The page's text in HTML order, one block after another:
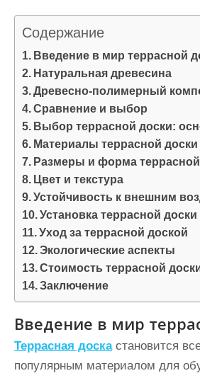
Содержание
Введение в мир террасной
Натуральная древесина
Древесно-полимерный
Сравнение и выбор
Выбор террасной доски:
Материалы террасной доски
Размеры и форма
Цвет и текстура
Устойчивость к внешним
Установка террасной доски
Уход за террасной доской
Экологические аспекты
Стоимость террасной
Заключение
Введение в мир
Террасная доскастановится
популярным материалом для